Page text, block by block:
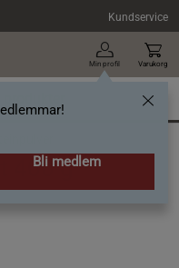
Kundservice
Min profil
Bli medlem
Varukorg
400 g